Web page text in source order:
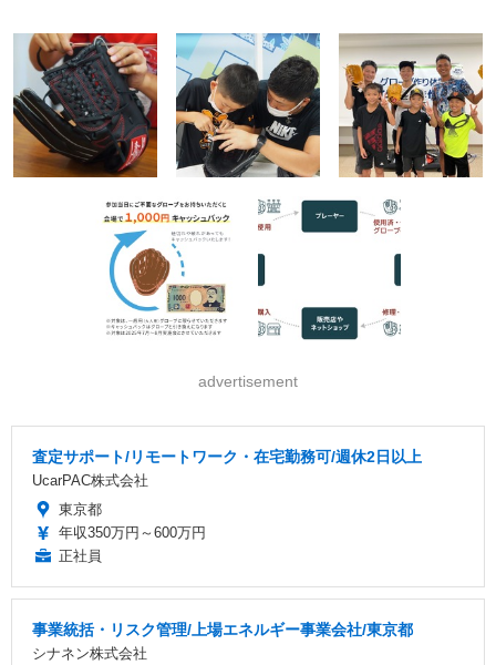
advertisement
査定サポート/リモートワーク・在宅勤務可/週休2日以上
UcarPAC株式会社
東京都
年収350万円～600万円
正社員
事業統括・リスク管理/上場エネルギー事業会社/東京都
シナネン株式会社